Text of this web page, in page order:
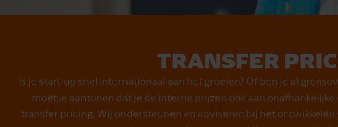
TRANSFER
Is je start-up snel internationaal aan het groeien? Of ben je al
moet je aantonen dat je de interne prijzen ook aan
transfer pricing. Wij ondersteunen en adviseren bij het